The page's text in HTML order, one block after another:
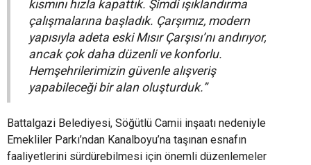
kısmını hızla kapattık. Şimdi ışıklandırma
çalışmalarına başladık. Çarşımız, modern
yapısıyla adeta eski Mısır Çarşısı’nı andırıyor,
ancak çok daha düzenli ve konforlu.
Hemşehrilerimizin güvenle alışveriş
yapabileceği bir alan oluşturduk.”
Battalgazi Belediyesi, Söğütlü Camii inşaatı nedeniyle
Emekliler Parkı’ndan Kanalboyu’na taşınan esnafın
faaliyetlerini sürdürebilmesi için önemli düzenlemeler